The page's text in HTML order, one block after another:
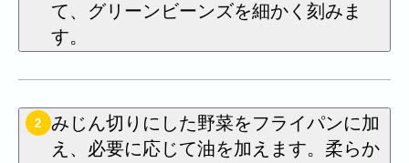
て、グリーンビーンズを細かく刻みま
す。
2
みじん切りにした野菜をフライパンに加
え、必要に応じて油を加えます。柔らか